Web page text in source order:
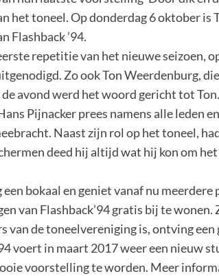
het toneel. Op donderdag 6 oktober
Flashback ’94.
repetitie van het nieuwe seizoen,
Zo ook Ton Weerdenburg,
de avond werd het woord gericht tot Ton.
Pijnacker prees namens alle leden
Naast zijn rol op het toneel,
deed hij altijd wat hij kon om
bokaal en geniet vanaf nu
van Flashback’94 gratis bij te
van de toneelvereniging is, ontving
voert in maart 2017 weer een nieuw
voorstelling te worden. Meer